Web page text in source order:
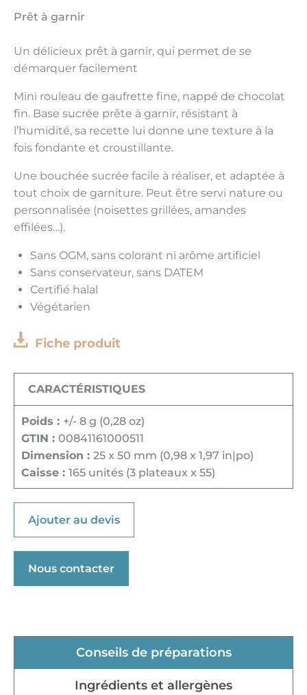
Prêt à garnir
Un délicieux prêt à garnir, qui permet de se
démarquer facilement
Mini rouleau de gaufrette fine, nappé de chocolat
fin. Base sucrée prête à garnir, résistant à
l’humidité, sa recette lui donne une texture à la
fois fondante et croustillante.
Une bouchée sucrée facile à réaliser, et adaptée à
tout choix de garniture. Peut être servi nature ou
personnalisée (noisettes grillées, amandes
effilées…).
Sans OGM, sans colorant ni arôme artificiel
Sans conservateur, sans DATEM
Certifié halal
Végétarien
Fiche produit
CARACTÉRISTIQUES
Poids : +/- 8 g (0,28 oz)
GTIN : 00841161000511
Dimension : 25 x 50 mm (0,98 x 1,97 in|po)
Caisse : 165 unités (3 plateaux x 55)
Ajouter au devis
Nous contacter
Conseils de préparations
Ingrédients et allergènes